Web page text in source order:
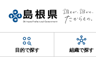
目的で探す 組織で探す